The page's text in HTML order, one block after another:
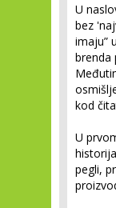
U
bez
imaju”
brenda
kod
U
pegli,